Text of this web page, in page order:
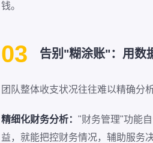
钱。
03 告别"糊涂账"：用数
团队整体收支状况往往难以精确分
精细化财务分析： "财务管理"功能
益，就能把控财务情况，辅助服务